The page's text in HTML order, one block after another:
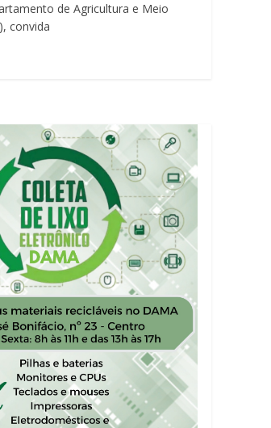
de Agricultura e Meio
convida